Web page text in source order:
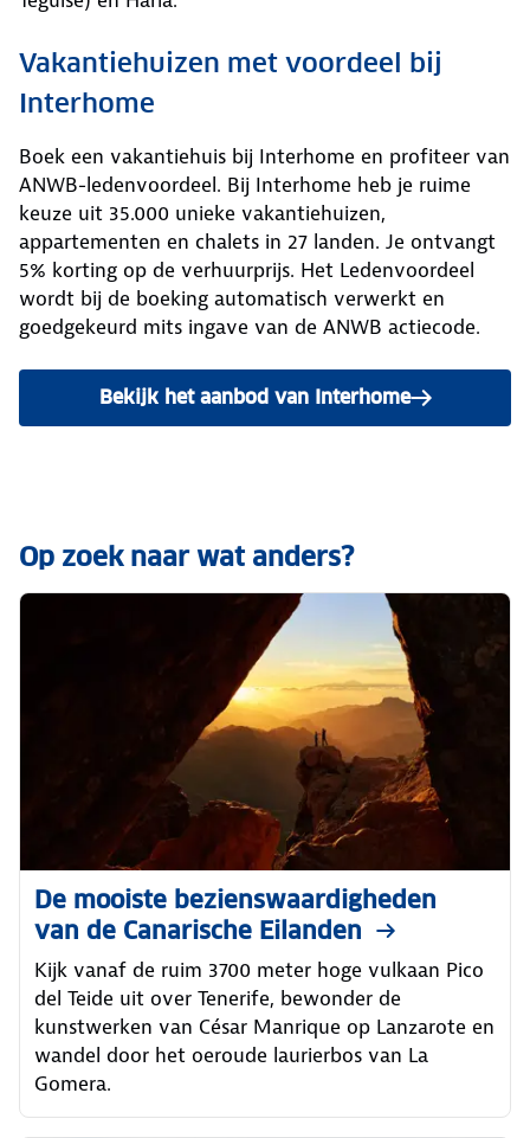
Vakantiehuizen met voordeel bij
Interhome
Boek een vakantiehuis bij Interhome en profiteer van
ANWB-ledenvoordeel. Bij Interhome heb je ruime
keuze uit 35.000 unieke vakantiehuizen,
appartementen en chalets in 27 landen. Je ontvangt
5% korting op de verhuurprijs. Het Ledenvoordeel
wordt bij de boeking automatisch verwerkt en
goedgekeurd mits ingave van de ANWB actiecode.
Bekijk het aanbod van Interhome
Op zoek naar wat anders?
De mooiste bezienswaardigheden
van de Canarische Eilanden
Kijk vanaf de ruim 3700 meter hoge vulkaan Pico
del Teide uit over Tenerife, bewonder de
kunstwerken van César Manrique op Lanzarote en
wandel door het oeroude laurierbos van La
Gomera.